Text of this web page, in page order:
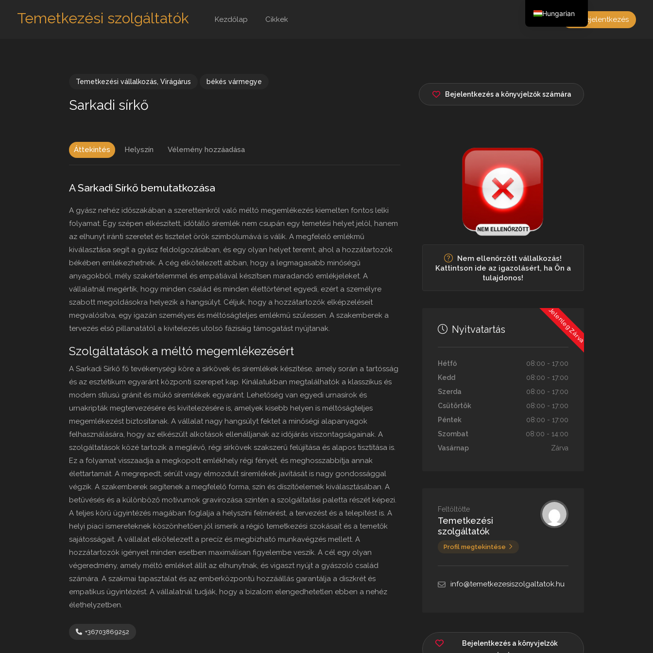
Temetkezési szolgáltatók Kezdőlap Cikkek Bejelentkezés
Temetkezési vállalkozás, Virágárus békés vármegye
Sarkadi sírkő
Bejelentkezés a könyvjelzők számára
Áttekintés Helyszín Vélemény hozzáadása
A Sarkadi Sírkő bemutatkozása
A gyász nehéz időszakában a szeretteinkről való méltó megemlékezés kiemelten fontos lelki
folyamat. Egy szépen elkészített, időtálló síremlék nem csupán egy temetési helyet jelöl, hanem
az elhunyt iránti szeretet és tisztelet örök szimbólumává is válik. A megfelelő emlékmű
kiválasztása segít a gyász feldolgozásában, és egy olyan helyet teremt, ahol a hozzátartozók
békében emlékezhetnek. A cég elkötelezett abban, hogy a legmagasabb minőségű
anyagokból, mély szakértelemmel és empátiával készítsen maradandó emlékjeleket. A
vállalatnál megértik, hogy minden család és minden élettörténet egyedi, ezért a személyre
szabott megoldásokra helyezik a hangsúlyt. Céljuk, hogy a hozzátartozók elképzeléseit
megvalósítva, egy igazán személyes és méltóságteljes emlékmű szülessen. A szakemberek a
tervezés első pillanatától a kivitelezés utolsó fázisáig támogatást nyújtanak.
Szolgáltatások a méltó megemlékezésért
A Sarkadi Sírkő fő tevékenységi köre a sírkövek és síremlékek készítése, amely során a tartósság
és az esztétikum egyaránt központi szerepet kap. Kínálatukban megtalálhatók a klasszikus és
modern stílusú gránit és műkő síremlékek egyaránt. Lehetőség van egyedi urnasírok és
urnakripták megtervezésére és kivitelezésére is, amelyek kisebb helyen is méltóságteljes
megemlékezést biztosítanak. A vállalat nagy hangsúlyt fektet a minőségi alapanyagok
felhasználására, hogy az elkészült alkotások ellenálljanak az időjárás viszontagságainak. A
szolgáltatások közé tartozik a meglévő, régi sírkövek szakszerű felújítása és alapos tisztítása is.
Ez a folyamat visszaadja a megkopott emlékhely régi fényét, és meghosszabbítja annak
élettartamát. A megrepedt, sérült vagy elmozdult síremlékek javítását is nagy gondossággal
végzik. A szakemberek segítenek a megfelelő forma, szín és díszítőelemek kiválasztásában. A
betűvésés és a különböző motívumok gravírozása szintén a szolgáltatási paletta részét képezi.
A teljes körű ügyintézés magában foglalja a helyszíni felmérést, a tervezést és a telepítést is. A
helyi piaci ismereteknek köszönhetően jól ismerik a régió temetkezési szokásait és a temetők
sajátosságait. A vállalat elkötelezett a precíz és megbízható munkavégzés mellett. A
hozzátartozók igényeit minden esetben maximálisan figyelembe veszik. A cél egy olyan
végeredmény, amely méltó emléket állít az elhunytnak, és vigaszt nyújt a gyászoló család
számára. A szakmai tapasztalat és az emberközpontú hozzáállás garantálja a diszkrét és
empatikus ügyintézést. A vállalatnál tudják, hogy a bizalom elengedhetetlen ebben a nehéz
élethelyzetben.
+36703869252
Nem ellenőrzött vállalkozás!
Kattintson ide az igazolásért, ha Ön a
tulajdonos!
Jelenleg Zárva
Nyitvatartás
Hétfő
08:00 - 17:00
Kedd
08:00 - 17:00
Szerda
08:00 - 17:00
Csütörtök
08:00 - 17:00
Péntek
08:00 - 17:00
Szombat
08:00 - 14:00
Vasárnap
Zárva
Feltöltötte
Temetkezési
szolgáltatók
Profil megtekintése
info@temetkezesiszolgaltatok.hu
Bejelentkezés a könyvjelzők
Hungarian
English
French